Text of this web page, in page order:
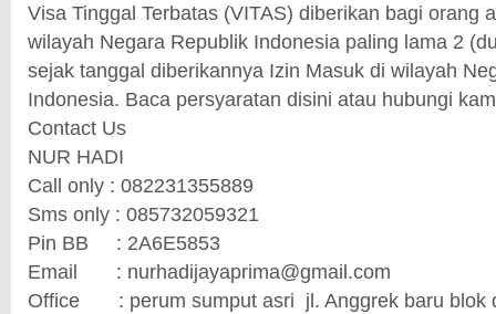
Visa Tinggal Terbatas (VITAS) diberikan bagi orang
wilayah Negara Republik Indonesia paling lama 2
sejak tanggal diberikannya Izin Masuk di wilayah
Indonesia. Baca persyaratan disini atau hubungi
Contact Us
NUR HADI
Call only : 082231355889
Sms only : 085732059321
Pin BB
: 2A6E5853
Email
: nurhadijayaprima@gmail.com
Office
: perum sumput asri jl. Anggrek baru blok